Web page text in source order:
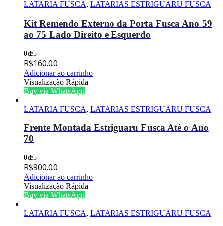
LATARIA FUSCA, LATARIAS ESTRIGUARU FUSCA
Kit Remendo Externo da Porta Fusca Ano 59
ao 75 Lado Direito e Esquerdo
0de 5
R$160.00
Adicionar ao carrinho
Visualização Rápida
Buy via WhatsApp
LATARIA FUSCA, LATARIAS ESTRIGUARU FUSCA
Frente Montada Estriguaru Fusca Até o Ano
70
0de 5
R$900.00
Adicionar ao carrinho
Visualização Rápida
Buy via WhatsApp
LATARIA FUSCA, LATARIAS ESTRIGUARU FUSCA